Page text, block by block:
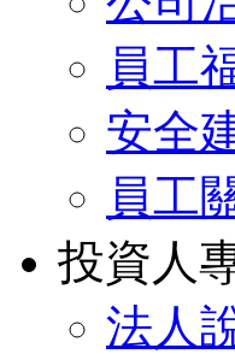
員工
安全
員工
投資人
法人